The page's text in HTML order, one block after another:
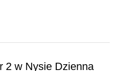
2 w Nysie Dzienna